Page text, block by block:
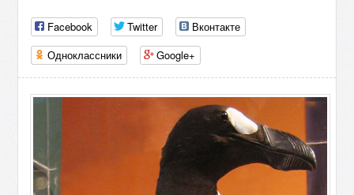
Facebook Twitter
Вконтакте
Одноклассники
Google+